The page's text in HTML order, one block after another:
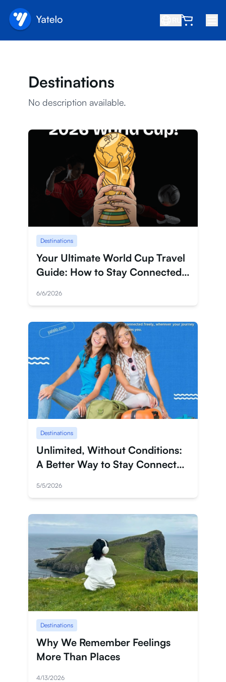
О нас
Пригласить друга
Центр помощи
Часто задаваемые вопросы
Совместимость устройств
Войти
Зарегистрироваться
Destinations
No description available.
Destinations
Your Ultimate World Cup Travel
Guide: How to Stay Connected
6/6/2026
Destinations
Unlimited, Without Conditions:
A Better Way to Stay Connected
5/5/2026
Destinations
Why We Remember Feelings
More Than Places
4/13/2026